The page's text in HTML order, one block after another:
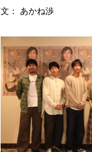
文： あかね渉